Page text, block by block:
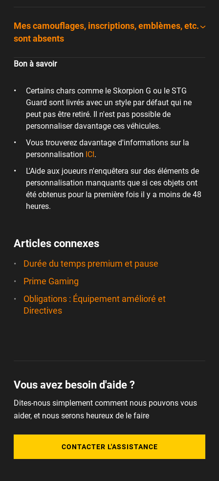
Mes camouflages, inscriptions, emblèmes, etc.
sont absents
Bon à savoir
Certains chars comme le Skorpion G ou le STG
Guard sont livrés avec un style par défaut qui ne
peut pas être retiré. Il n'est pas possible de
personnaliser davantage ces véhicules.
Vous trouverez davantage d'informations sur la
personnalisation ICI.
L'Aide aux joueurs n'enquêtera sur des éléments de
personnalisation manquants que si ces objets ont
été obtenus pour la première fois il y a moins de 48
heures.
Articles connexes
Durée du temps premium et pause
Prime Gaming
Obligations : Équipement amélioré et
Directives
Vous avez besoin d'aide ?
Dites-nous simplement comment nous pouvons vous
aider, et nous serons heureux de le faire
CONTACTER L'ASSISTANCE